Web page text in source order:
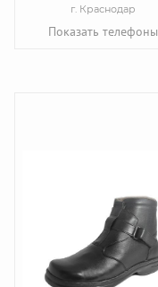
г. Краснодар
Показать телефоны